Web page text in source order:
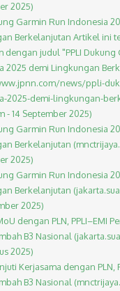
2025)
Garmin Run Indonesia
Berkelanjutan Artikel ini
dengan judul "PPLI Dukung
2025 demi Lingkungan
news/ppli-
2025-demi-lingkungan-
- 14 September 2025)
Garmin Run Indonesia
Berkelanjutan
2025)
Garmin Run Indonesia
Berkelanjutan
2025)
dengan PLN, PPLI–EMI
B3 Nasional
2025)
Kerjasama dengan PLN,
B3 Nasional